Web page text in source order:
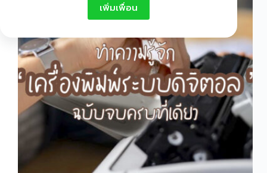
เพิ่มเพื่อน